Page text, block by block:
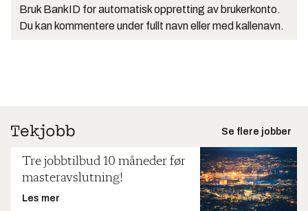
Bruk BankID for automatisk oppretting av brukerkonto.
Du kan kommentere under fullt navn eller med kallenavn.
Se flere jobber
Tre jobbtilbud 10 måneder før
masteravslutning!
Les mer